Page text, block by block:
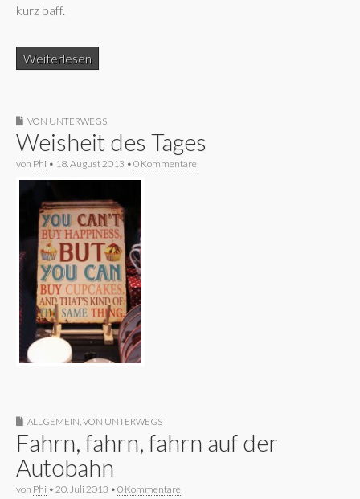
kurz baff.
Weiterlesen
VON UNTERWEGS
Weisheit des Tages
von Phi • 18. August 2013 • 0 Kommentare
ALLGEMEIN VON UNTERWEGS
Fahrn, fahrn, fahrn auf der
Autobahn
von Phi • 20. Juli 2013 • 0 Kommentare